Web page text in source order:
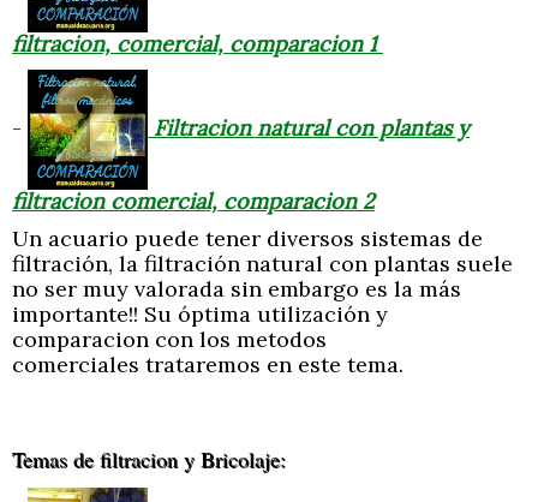
filtracion, comercial, comparacion 1
- Filtracion natural con plantas y
filtracion comercial, comparacion 2
Un acuario puede tener diversos sistemas de
filtración, la filtración natural con plantas suele
no ser muy valorada sin embargo es la más
importante!! Su óptima utilización y
comparacion con los metodos
comerciales trataremos en este tema.
Temas de filtracion y Bricolaje: